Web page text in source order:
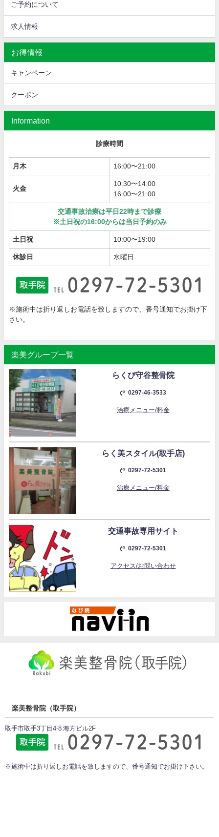
ご予約について
求人情報
お得情報
キャンペーン
クーポン
Information
診療時間
月木 16:00〜21:00
火金
10:30〜14:00
16:00〜21:00
交通事故治療は平日22時まで診療
※土日祝の16:00からは当日予約のみ
土日祝 10:00〜19:00
休診日 水曜日
※施術中は折り返しお電話を致しますので、番号通知でお掛け下
さい。
楽美グループ一覧
らくび守谷整骨院
0297-46-3533
治療メニュー/料金
らく美スタイル(取手店)
0297-72-5301
治療メニュー/料金
交通事故専用サイト
0297-72-5301
アクセス/お問い合わせ
楽美整骨院（取手院）
取手市取手3丁目4-8 海方ビル2F
※施術中は折り返しお電話を致しますので、番号通知でお掛け下さい。